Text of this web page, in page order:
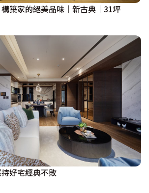
築家的絕美品味｜新古典│31坪
好宅經典不敗